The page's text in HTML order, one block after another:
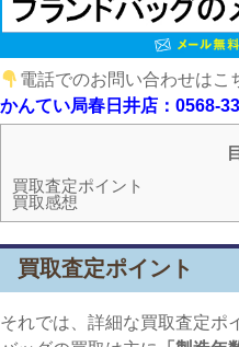
電話でのお問い合わせはこ
かんてい局春日井店：0568-
買取査定ポイント
買取感想
買取査定ポイント
それでは、詳細な買取査定ポ